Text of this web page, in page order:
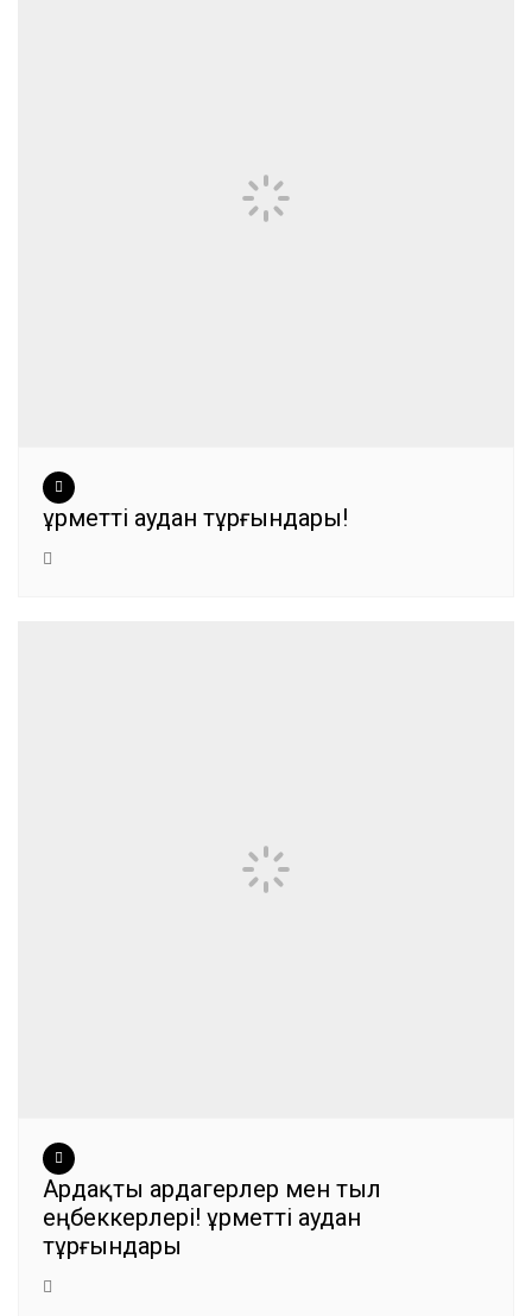
Құрметті аудан тұрғындары!
Ардақты ардагерлер мен тыл
еңбеккерлері! Құрметті аудан
тұрғындары